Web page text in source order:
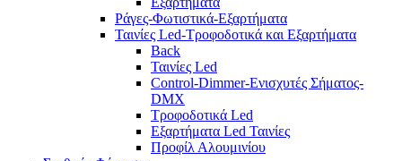
Ράγες-Φωτιστικά-Εξαρτήματα
Ταινίες Led-Τροφοδοτικά και Εξαρτήματα
Back
Ταινίες Led
Control-Dimmer-Ενισχυτές Σήματος-
DMX
Τροφοδοτικά Led
Εξαρτήματα Led Ταινίες
Προφίλ Αλουμινίου